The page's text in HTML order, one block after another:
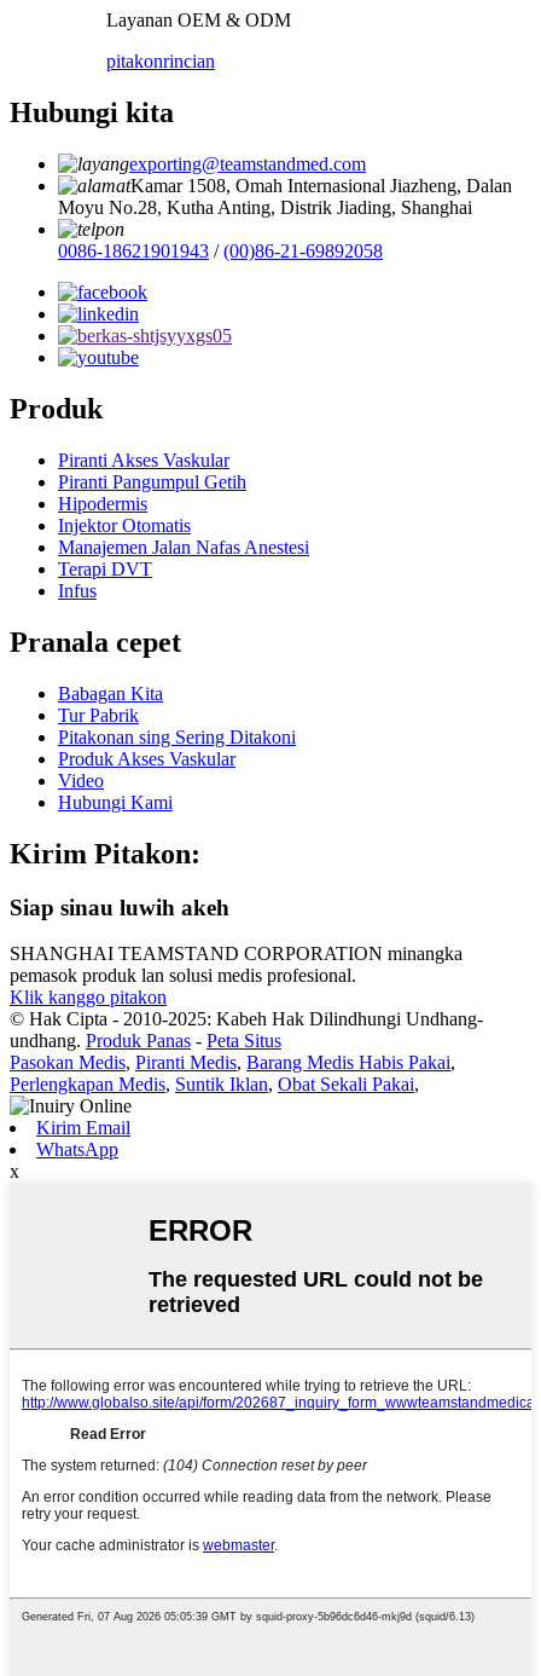
Layanan OEM & ODM
pitakonrincian
Hubungi kita
exporting@teamstandmed.com
Kamar 1508, Omah Internasional Jiazheng, Dalan
Moyu No.28, Kutha Anting, Distrik Jiading, Shanghai
0086-18621901943 /(00)86-21-69892058
Produk
Piranti Akses Vaskular
Piranti Pangumpul Getih
Hipodermis
Injektor Otomatis
Manajemen Jalan Nafas Anestesi
Terapi DVT
Infus
Pranala cepet
Babagan Kita
Tur Pabrik
Pitakonan sing Sering Ditakoni
Produk Akses Vaskular
Video
Hubungi Kami
Kirim Pitakon:
Siap sinau luwih akeh
SHANGHAI TEAMSTAND CORPORATION minangka
pemasok produk lan solusi medis profesional.
Klik kanggo pitakon
© Hak Cipta - 2010-2025: Kabeh Hak Dilindhungi Undhang-
undhang. Produk Panas - Peta Situs
Pasokan Medis, Piranti Medis, Barang Medis Habis Pakai,
Perlengkapan Medis, Suntik Iklan, Obat Sekali Pakai,
Kirim Email
WhatsApp
x